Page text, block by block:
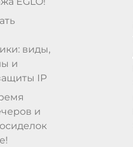
виды,
и
IP
и